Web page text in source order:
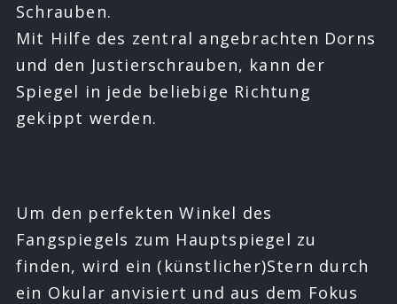
Schrauben.
Mit Hilfe des zentral angebrachten Dorns
und den Justierschrauben, kann der
Spiegel in jede beliebige Richtung
gekippt werden.
Um den perfekten Winkel des
Fangspiegels zum Hauptspiegel zu
finden, wird ein (künstlicher)Stern durch
ein Okular anvisiert und aus dem Fokus